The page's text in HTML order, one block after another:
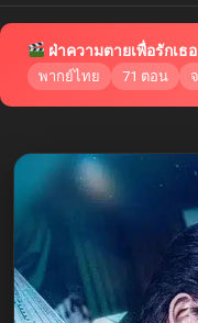
ฝ่าความตายเพื่อรักเธ
พากย์ไทย 71 ตอน